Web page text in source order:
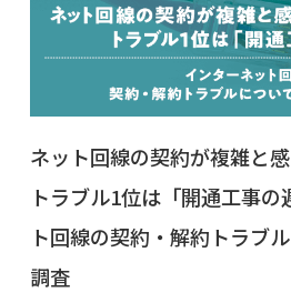
ネット回線の契約が複雑と
トラブル1位は「開通工事
ト回線の契約・解約トラブ
調査